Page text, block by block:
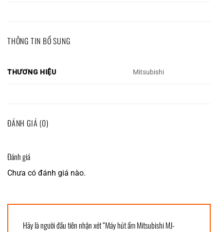
THÔNG TIN BỔ SUNG
THƯƠNG HIỆU Mitsubishi
ĐÁNH GIÁ (0)
Đánh giá
Chưa có đánh giá nào.
Hãy là người đầu tiên nhận xét “Máy hút ẩm Mitsubishi MJ-